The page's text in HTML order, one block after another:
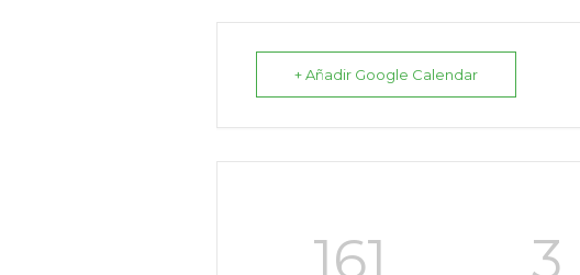
+ Añadir Google Calendar
161 3